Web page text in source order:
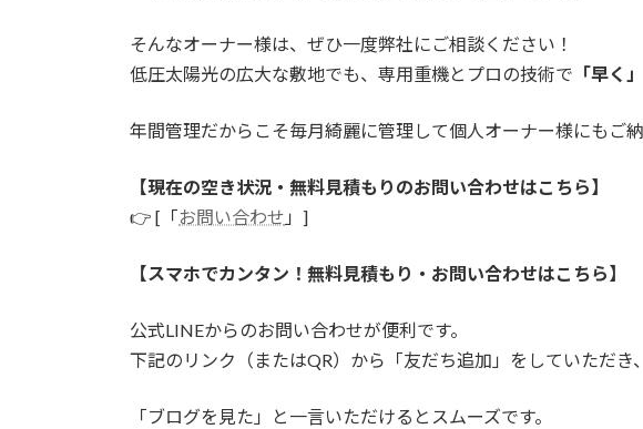
そんなオーナー様は、ぜひ一度弊社にご相談ください！
低圧太陽光の広大な敷地でも、専用重機とプロの技術で 「早く
年間管理だからこそ毎月綺麗に管理して個人オーナー様にもご
【現在の空き状況・無料見積もりのお問い合わせはこちら】
👉 [「お問い合わせ 」]
【スマホでカンタン！無料見積もり・お問い合わせはこちら】
公式LINEからのお問い合わせが便利です。
下記のリンク（またはQR）から「友だち追加」をしていただき
「ブログを見た」と一言いただけるとスムーズです。